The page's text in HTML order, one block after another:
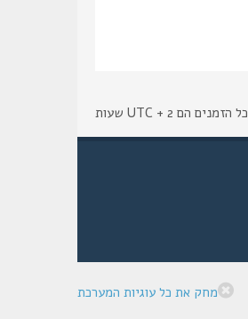
כל הזמנים הם UTC + 2 שעות
מחק את כל עוגיות המערכת